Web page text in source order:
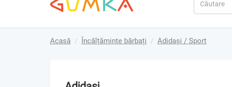
Acasă Încălțăminte bărbați Adidași / Sport